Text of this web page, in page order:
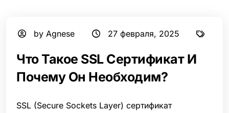
by Agnese 27 февраля, 2025
Что Такое SSL Сертификат И
Почему Он Необходим?
SSL (Secure Sockets Layer) сертификат